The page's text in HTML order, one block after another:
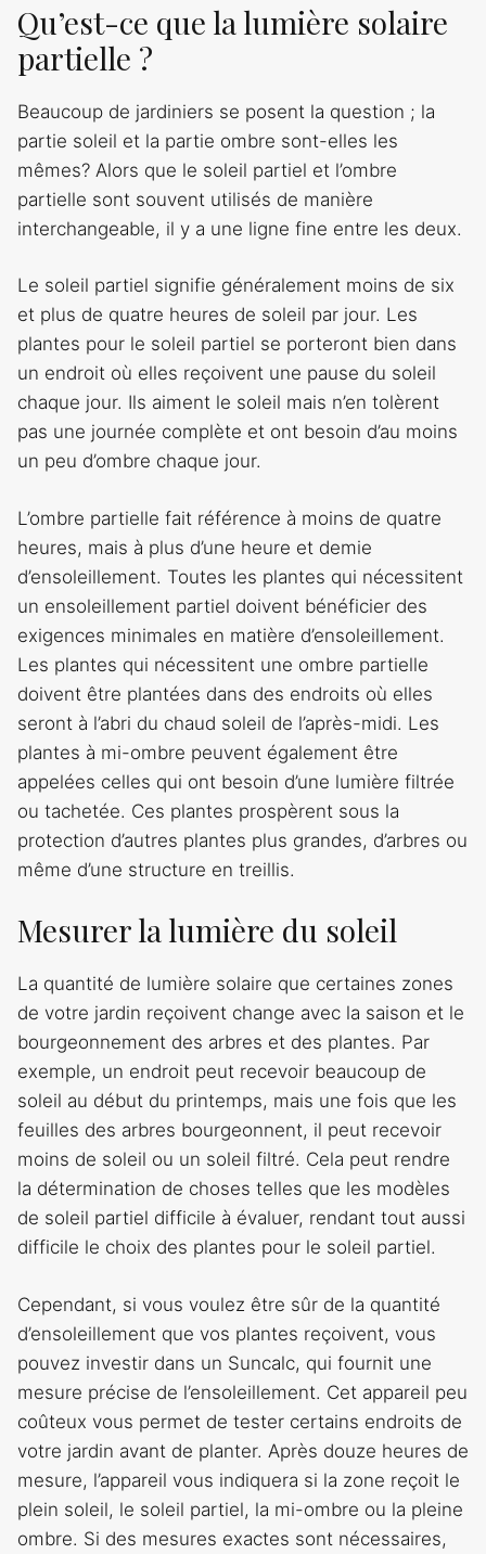
Qu’est-ce que la lumière solaire
partielle ?
Beaucoup de jardiniers se posent la question ; la
partie soleil et la partie ombre sont-elles les
mêmes? Alors que le soleil partiel et l’ombre
partielle sont souvent utilisés de manière
interchangeable, il y a une ligne fine entre les deux.
Le soleil partiel signifie généralement moins de six
et plus de quatre heures de soleil par jour. Les
plantes pour le soleil partiel se porteront bien dans
un endroit où elles reçoivent une pause du soleil
chaque jour. Ils aiment le soleil mais n’en tolèrent
pas une journée complète et ont besoin d’au moins
un peu d’ombre chaque jour.
L’ombre partielle fait référence à moins de quatre
heures, mais à plus d’une heure et demie
d’ensoleillement. Toutes les plantes qui nécessitent
un ensoleillement partiel doivent bénéficier des
exigences minimales en matière d’ensoleillement.
Les plantes qui nécessitent une ombre partielle
doivent être plantées dans des endroits où elles
seront à l’abri du chaud soleil de l’après-midi. Les
plantes à mi-ombre peuvent également être
appelées celles qui ont besoin d’une lumière filtrée
ou tachetée. Ces plantes prospèrent sous la
protection d’autres plantes plus grandes, d’arbres ou
même d’une structure en treillis.
Mesurer la lumière du soleil
La quantité de lumière solaire que certaines zones
de votre jardin reçoivent change avec la saison et le
bourgeonnement des arbres et des plantes. Par
exemple, un endroit peut recevoir beaucoup de
soleil au début du printemps, mais une fois que les
feuilles des arbres bourgeonnent, il peut recevoir
moins de soleil ou un soleil filtré. Cela peut rendre
la détermination de choses telles que les modèles
de soleil partiel difficile à évaluer, rendant tout aussi
difficile le choix des plantes pour le soleil partiel.
Cependant, si vous voulez être sûr de la quantité
d’ensoleillement que vos plantes reçoivent, vous
pouvez investir dans un Suncalc, qui fournit une
mesure précise de l’ensoleillement. Cet appareil peu
coûteux vous permet de tester certains endroits de
votre jardin avant de planter. Après douze heures de
mesure, l’appareil vous indiquera si la zone reçoit le
plein soleil, le soleil partiel, la mi-ombre ou la pleine
ombre. Si des mesures exactes sont nécessaires,